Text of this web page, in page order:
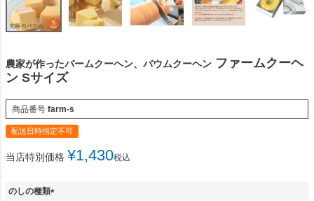
農家が作ったバームクーヘン、バウムクーヘン ファームクーヘ
ン Sサイズ
商品番号 farm-s
配送日時指定不可
当店特別価格 ¥1,430税込
のしの種類